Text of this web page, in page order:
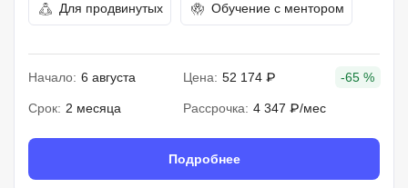
Для продвинутых Обучение с ментором
Начало: 6 августа Цена: 52 174 ₽ -65 %
Срок: 2 месяца Рассрочка: 4 347 ₽/мес
Подробнее